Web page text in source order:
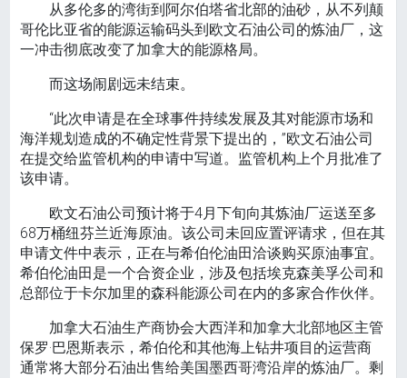
从多伦多的湾街到阿尔伯塔省北部的油砂，从不列颠
哥伦比亚省的能源运输码头到欧文石油公司的炼油厂，这
一冲击彻底改变了加拿大的能源格局。
而这场闹剧远未结束。
“此次申请是在全球事件持续发展及其对能源市场和
海洋规划造成的不确定性背景下提出的，”欧文石油公司
在提交给监管机构的申请中写道。监管机构上个月批准了
该申请。
欧文石油公司预计将于4月下旬向其炼油厂运送至多
68万桶纽芬兰近海原油。该公司未回应置评请求，但在其
申请文件中表示，正在与希伯伦油田洽谈购买原油事宜。
希伯伦油田是一个合资企业，涉及包括埃克森美孚公司和
总部位于卡尔加里的森科能源公司在内的多家合作伙伴。
加拿大石油生产商协会大西洋和加拿大北部地区主管
保罗·巴恩斯表示，希伯伦和其他海上钻井项目的运营商
通常将大部分石油出售给美国墨西哥湾沿岸的炼油厂。剩